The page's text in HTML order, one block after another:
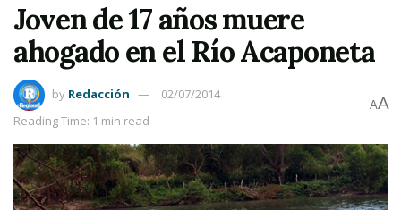
Joven de 17 años muere
ahogado en el Río Acaponeta
by Redacción
02/07/2014
Reading Time: 1 min read
AA